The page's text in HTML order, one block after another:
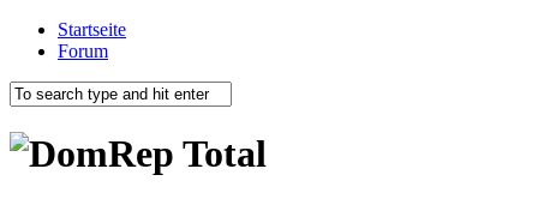
Startseite
Forum